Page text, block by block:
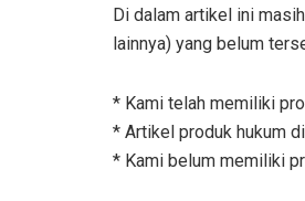
Di dalam artikel ini
lainnya) yang belum
* Kami telah memiliki
* Artikel produk hukum
* Kami belum memiliki